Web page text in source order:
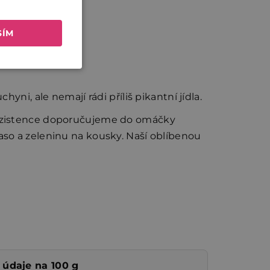
ale nemají rádi příliš pikantní jídla.
doporučujeme do omáčky
a zeleninu na kousky. Naší oblíbenou
na 100 g